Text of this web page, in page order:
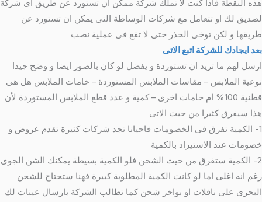
هذه النقطة فاذا كنت لا تملك شركة ممكن ان تستورد عن طريق اى شركة
لصديق لك او تتعامل مع شركات الوساطة التى يمكن ان تستورد عن
طريقها و لكن توخى الحذر حتى لا تقع فى عملية نصب
بعد ايجادك للشركة اتبع الاتى
ارسل لهم ما تريد ان تستوردة و يفضل لو كان بالصور ايضا و وضح جيدا
نوعية الملابس – مقاسات الملابس المستوردة – خامات الملابس هل هى
قطنية 100% ام خامات اخرى – كمية و عدد قطع الملابس المستوردة لأن
هذا سيفرق كثيرا من حيث الاتى
1- الكمية تفرق فى الخصومات فاحيانا تجد شركات كثيرة تقدم عروض و
خصومات عند الاستيراد بالكمية
2- الكمية ستفرق من حيث الشحن فلو الكمية بسيطة يمكنك الشن الجوى
رغم انه اغلى اما لو كانت الكمية المطلوبة كبيرة فهنا ستحتاج للشحن
البحرى على ناقلات او بواخر شحن كما تطالب الشركة بارسال عينات لك